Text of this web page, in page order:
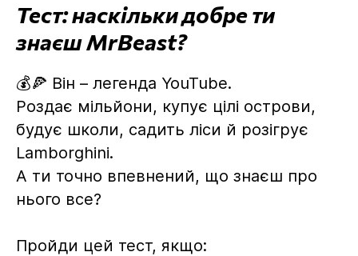
Тест: наскільки добре ти
знаєш MrBeast?
💰🍕 Він – легенда YouTube.
Роздає мільйони, купує цілі острови,
будує школи, садить ліси й розігрує
Lamborghini.
А ти точно впевнений, що знаєш про
нього все?
Пройди цей тест, якщо: